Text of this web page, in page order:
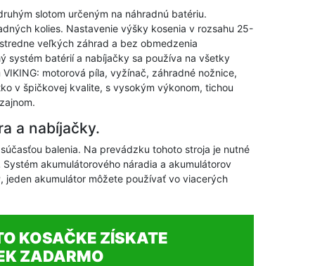
slotom určeným na náhradnú batériu.
kolies. Nastavenie výšky kosenia v rozsahu 25-
veľkých záhrad a bez obmedzenia
systém batérií a nabíjačky sa používa na všetky
motorová píla, vyžínač, záhradné nožnice,
v špičkovej kvalite, s vysokým výkonom, tichou
a nabíjačky.
balenia. Na prevádzku tohoto stroja je nutné
akumulátorového náradia a akumulátorov
jeden akumulátor môžete používať vo viacerých
KOSAČKE ZÍSKATE
ZADARMO